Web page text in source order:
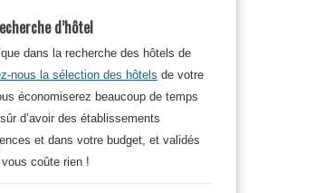
d’hôtel
dans la recherche des hôtels de
nous la sélection des hôtels de votre
économiserez beaucoup de temps
d’avoir des établissements
et dans votre budget, et validés
coûte rien !